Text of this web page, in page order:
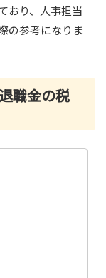
おり、人事担当
の参考になりま
職金の税